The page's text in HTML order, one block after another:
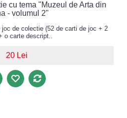
cu tema "Muzeul de Arta din
- volumul 2"
de colectie (52 de carti de joc + 2
o carte descript..
20 Lei